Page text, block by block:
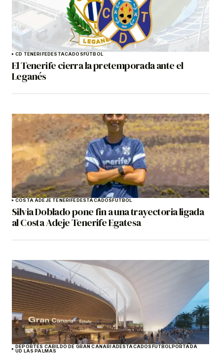
CD TENERIFEDESTACADOSFÚTBOL
El Tenerife cierra la pretemporada ante el
Leganés
COSTA ADEJE TENERIFEDESTACADOSFÚTBOL
Silvia Doblado pone fin a una trayectoria ligada
al Costa Adeje Tenerife Egatesa
DEPORTES CABILDO DE GRAN CANARIADESTACADOSFÚTBOLPORTADA
UD LAS PALMAS